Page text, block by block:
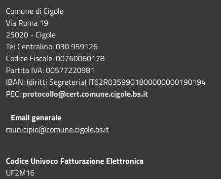
Comune di Cigole
Via Roma 19
25020 - Cigole
Tel Centralino: 030 959126
Codice Fiscale: 00760060178
Partita IVA: 00577220981
IBAN: (diritti Segreteria) IT62R0359901800000000190194
PEC: protocollo@cert.comune.cigole.bs.it
Email generale
municipio@comune.cigole.bs.it
Codice Univoco Fatturazione Elettronica
UF2M16